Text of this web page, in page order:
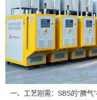
一、工艺刚需：SBS的“脾气